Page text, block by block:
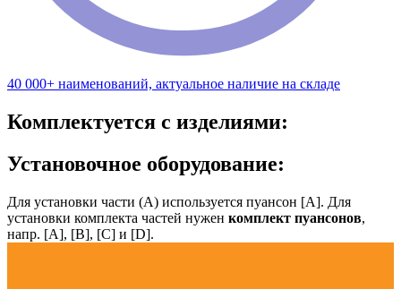
40 000+ наименований, актуальное наличие на складе
Комплектуется с изделиями:
Установочное оборудование:
Для установки части (А) используется пуансон [А]. Для
установки комплекта частей нужен комплект пуансонов,
напр. [А], [B], [С] и [D].